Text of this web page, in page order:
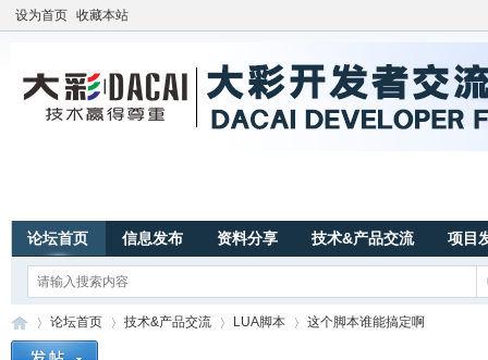
设为首页 收藏本站
论坛首页 信息发布 资料分享 技术&产品交流 项目
论坛首页 技术&产品交流 LUA脚本 这个脚本谁能搞定啊